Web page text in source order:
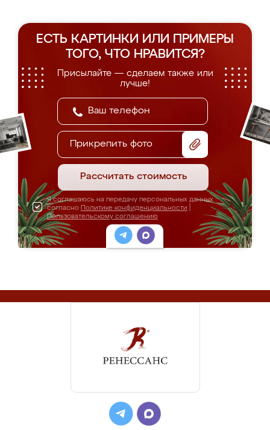
ЕСТЬ КАРТИНКИ ИЛИ ПРИМЕРЫ
ТОГО, ЧТО НРАВИТСЯ?
Присылайте — сделаем также или
лучше!
Прикрепить фото
Рассчитать стоимость
Я соглашаюсь на передачу персональных данных
согласно Политике конфиденциальности
Пользовательскому соглашению